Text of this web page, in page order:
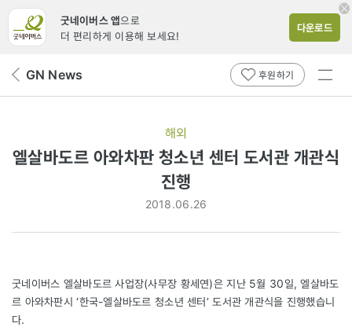
굿네이버스 앱으로
더 편리하게 이용해 보세요!
다운로드
뒤 GN News 후원하기
전체
해외
엘살바도르 아와차판 청소년 센터 도서관 개관식
진행
2018.06.26
굿네이버스 엘살바도르 사업장(사무장 황세연)은 지난 5월 30일, 엘살바도
르 아와차판시 ‘한국-엘살바도르 청소년 센터’ 도서관 개관식을 진행했습니
다.